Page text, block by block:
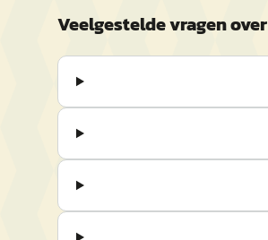
Veelgestelde vragen over